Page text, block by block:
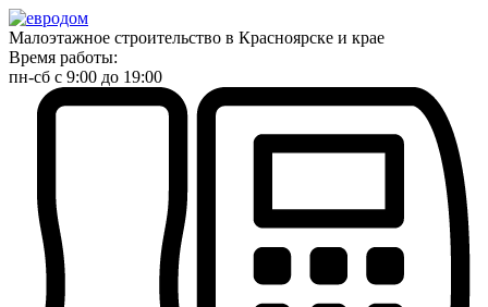
Малоэтажное строительство в Красноярске и крае
Время работы:
пн-сб с 9:00 до 19:00